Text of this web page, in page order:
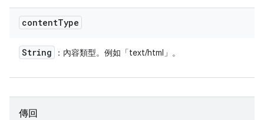
contentType
String ：內容類型。例如「text/html」。
傳回